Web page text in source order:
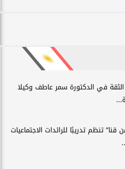
في الدكتورة سمر عاطف وكيلا
قنا” تنظم تدريبًا للرائدات الاجتماعيات